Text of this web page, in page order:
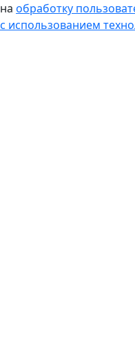
на обработку
с использованием